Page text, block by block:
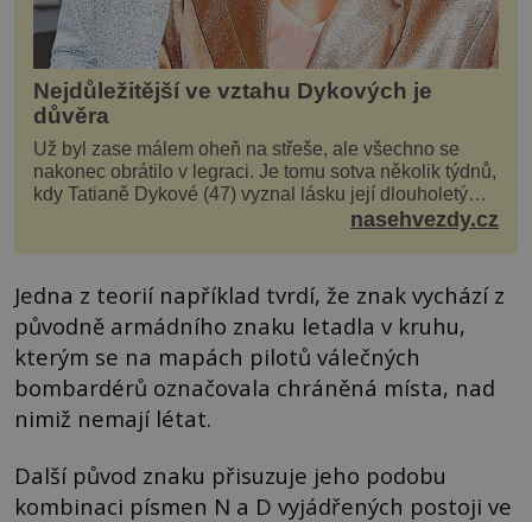
Nejdůležitější ve vztahu Dykových je
důvěra
Už byl zase málem oheň na střeše, ale všechno se
nakonec obrátilo v legraci. Je tomu sotva několik týdnů,
kdy Tatianě Dykové (47) vyznal lásku její dlouholetý
kolega a kamarád. Lidé si hned mysleli, ž...nasehvezdy.cz
Jedna z teorií například tvrdí, že znak vychází z
původně armádního znaku letadla v kruhu,
kterým se na mapách pilotů válečných
bombardérů označovala chráněná místa, nad
nimiž nemají létat.
Další původ znaku přisuzuje jeho podobu
kombinaci písmen N a D vyjádřených postoji ve